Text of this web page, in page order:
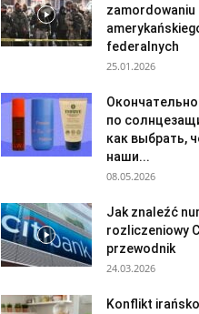
zamordowaniu
federalnych
25.01.2026
по
как выбрать,
наши...
08.05.2026
Jak znaleźć
rozliczeniowy
przewodnik
24.03.2026
Konflikt